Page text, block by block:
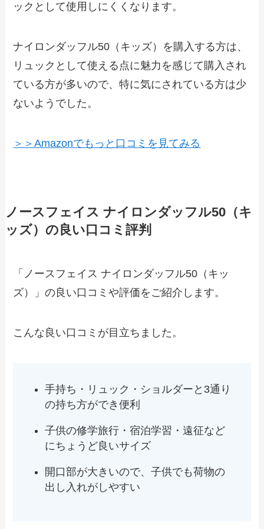
ックとして使用しにくくなります。
ナイロンダッフル50（キッズ）を購入する方は、
リュックとして使える点に魅力を感じて購入され
ている方が多いので、特に気にされている方は少
ないようでした。
＞＞Amazonでもっと口コミを見てみる
ノースフェイス ナイロンダッフル50（キ
ッズ）の良い口コミ評判
「ノースフェイス ナイロンダッフル50（キッ
ズ）」の良い口コミや評価をご紹介します。
こんな良い口コミが目立ちました。
手持ち・リュック・ショルダーと3通り
の持ち方ができ便利
子供の修学旅行・宿泊学習・遠征など
にちょうど良いサイズ
開口部が大きいので、子供でも荷物の
出し入れがしやすい